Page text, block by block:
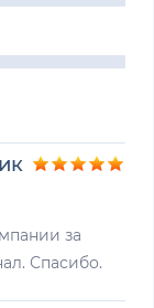
за
Спасибо.